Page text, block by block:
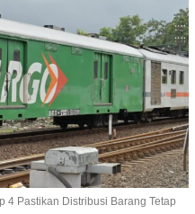
4 Pastikan Distribusi Barang Tetap